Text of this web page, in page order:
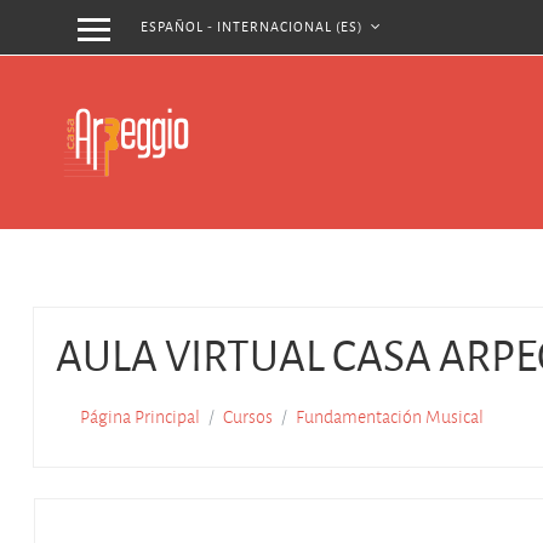
contenido
ESPAÑOL - INTERNACIONAL ‎(ES)‎
AULA VIRTUAL CASA
Página Principal Cursos Fundamentación Musical